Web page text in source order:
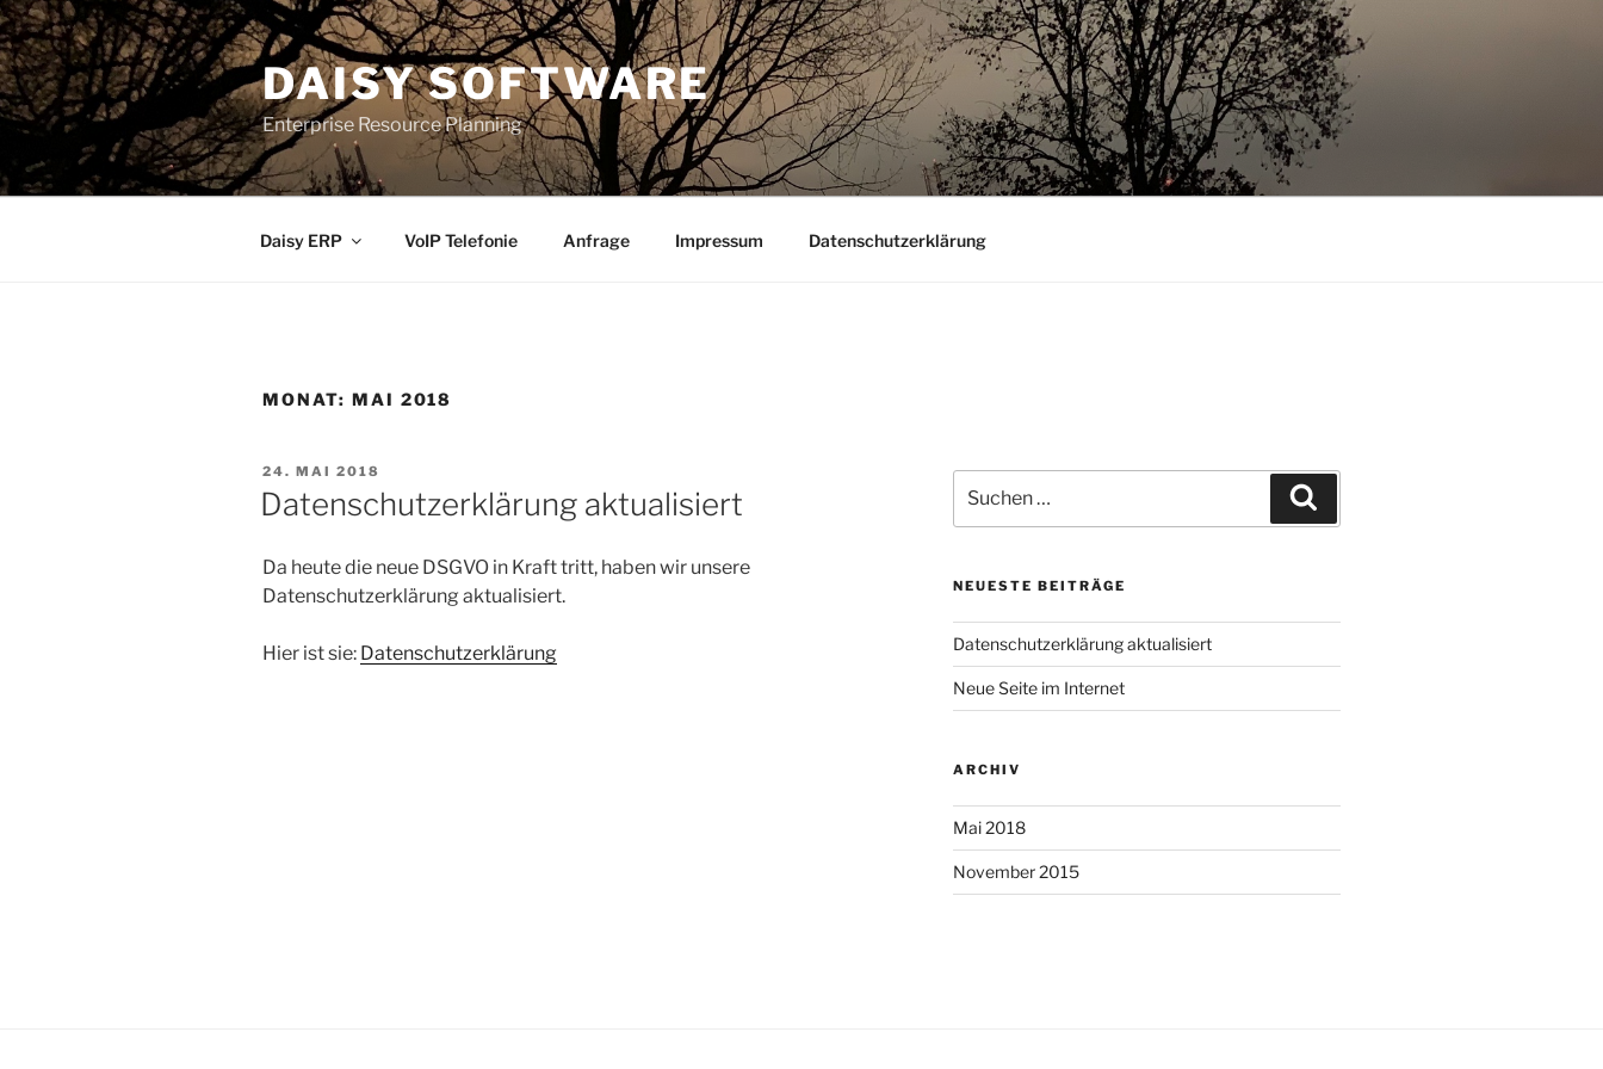
Zum
Inhalt
springen
DAISY SOFTWARE
Enterprise Resource Planning
Daisy ERP VoIP Telefonie Anfrage Impressum Datenschutzerklärung
MONAT: MAI 2018
VERÖFFENTLICHT
AM
24. MAI 2018
Datenschutzerklärung aktualisiert
Da heute die neue DSGVO in Kraft tritt, haben wir unsere
Datenschutzerklärung aktualisiert.
Hier ist sie: Datenschutzerklärung
nach:
NEUESTE BEITRÄGE
Datenschutzerklärung aktualisiert
Neue Seite im Internet
ARCHIV
Mai 2018
November 2015